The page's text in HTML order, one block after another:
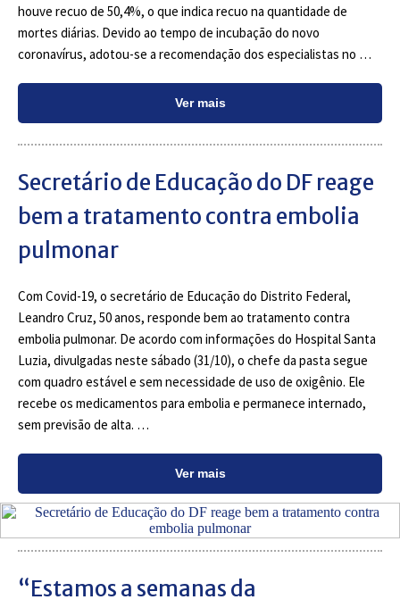
houve recuo de 50,4%, o que indica recuo na quantidade de
mortes diárias. Devido ao tempo de incubação do novo
coronavírus, adotou-se a recomendação dos especialistas no …
Ver mais
Secretário de Educação do DF reage
bem a tratamento contra embolia
pulmonar
Com Covid-19, o secretário de Educação do Distrito Federal,
Leandro Cruz, 50 anos, responde bem ao tratamento contra
embolia pulmonar. De acordo com informações do Hospital Santa
Luzia, divulgadas neste sábado (31/10), o chefe da pasta segue
com quadro estável e sem necessidade de uso de oxigênio. Ele
recebe os medicamentos para embolia e permanece internado,
sem previsão de alta. …
Ver mais
“Estamos a semanas da